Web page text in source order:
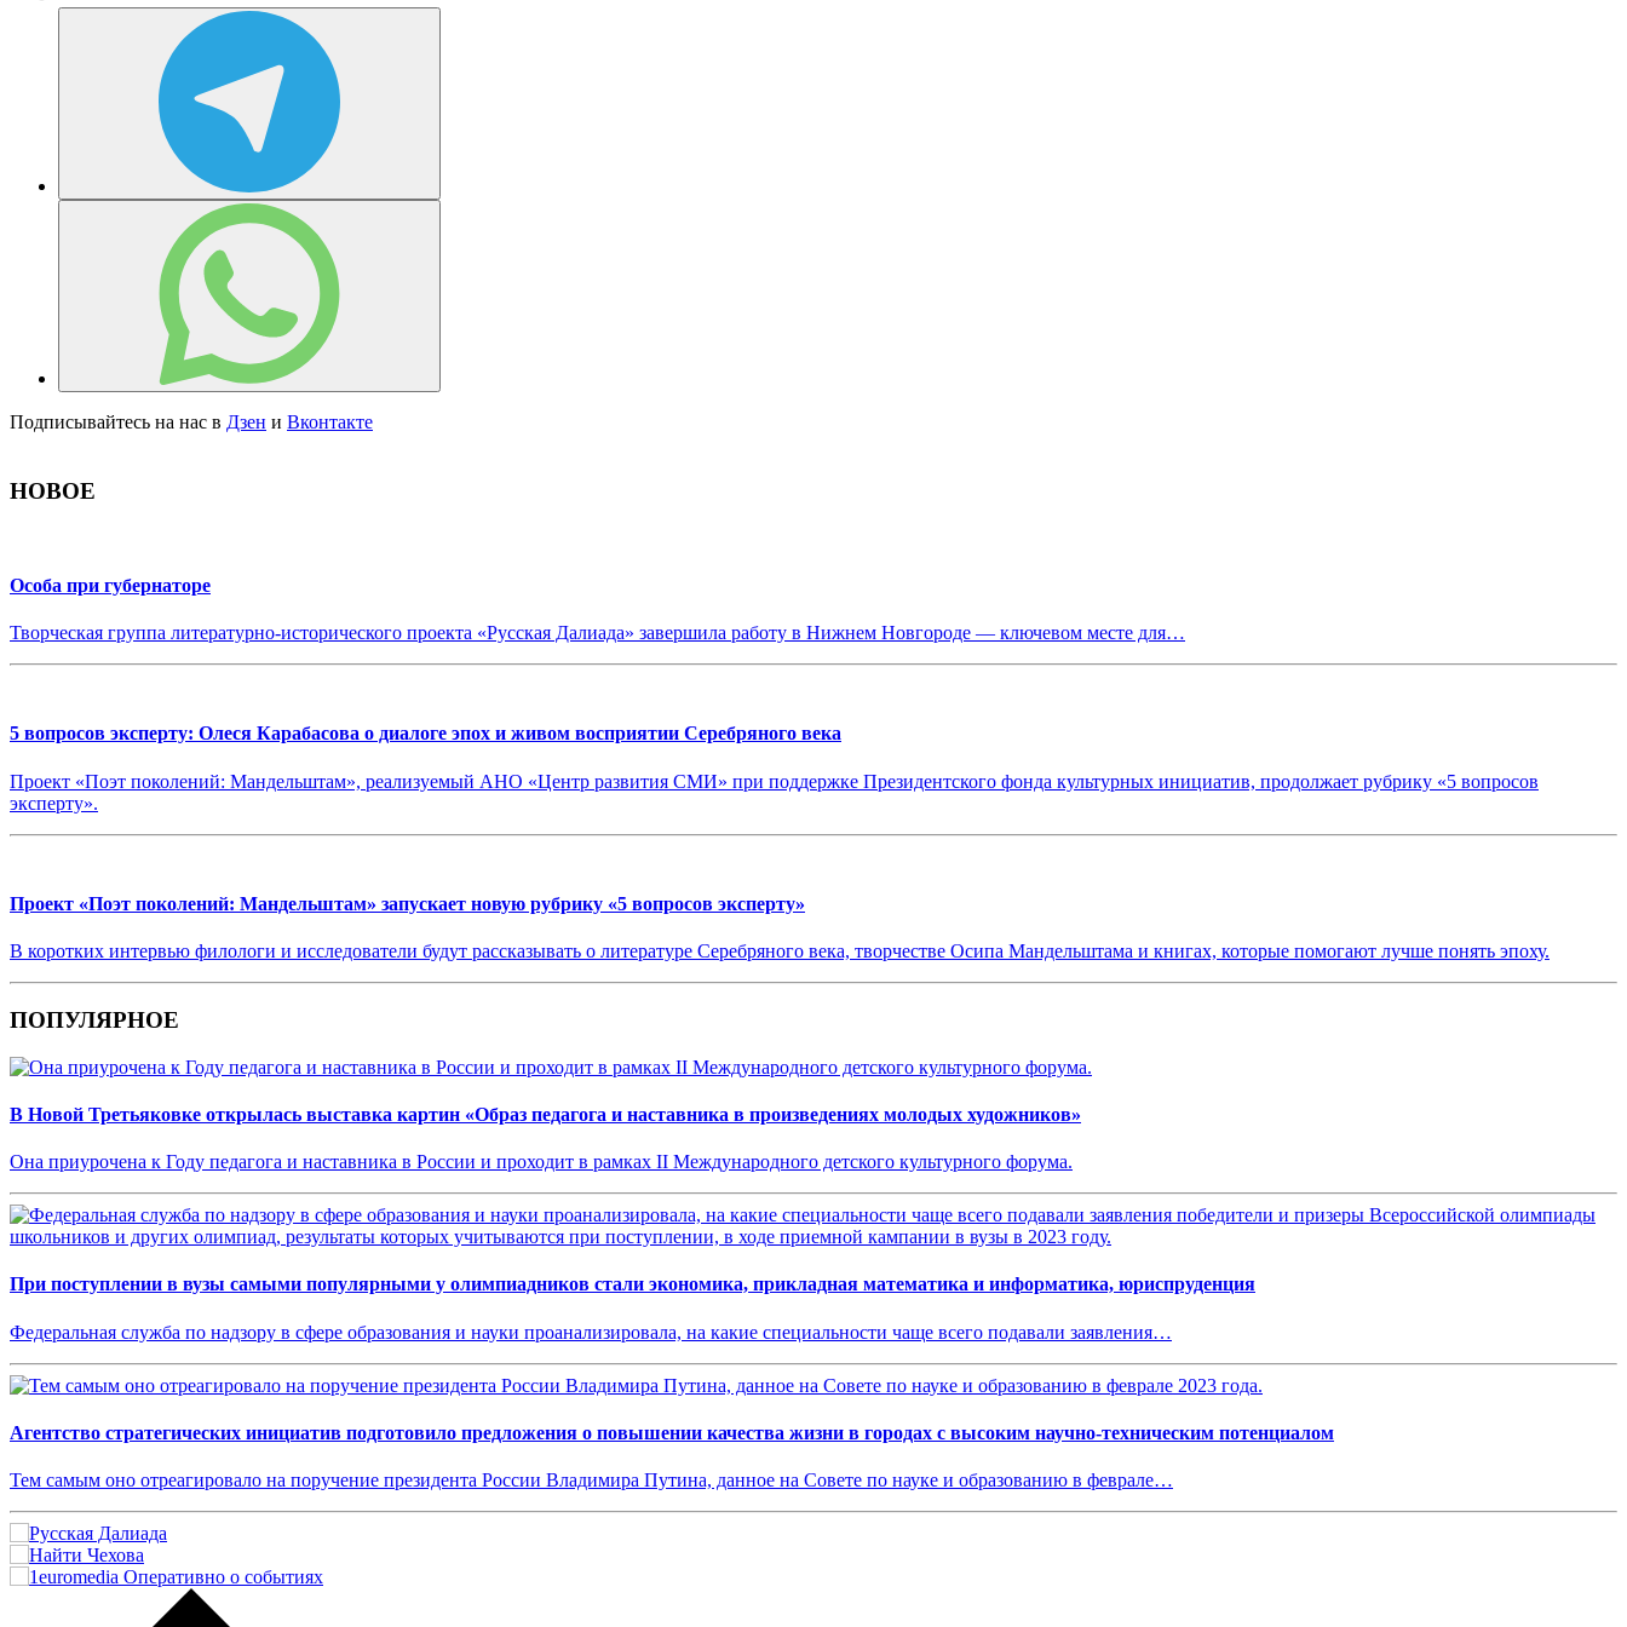
Подписывайтесь на нас в Дзен и Вконтакте
НОВОЕ
Особа при губернаторе
Творческая группа литературно-исторического проекта «Русская Далиада» завершила работу в Нижнем Новгороде — ключевом месте для…
5 вопросов эксперту: Олеся Карабасова о диалоге эпох и живом восприятии Серебряного века
Проект «Поэт поколений: Мандельштам», реализуемый АНО «Центр развития СМИ» при поддержке Президентского фонда культурных инициатив, продолжает рубрику «5 вопросов
эксперту».
Проект «Поэт поколений: Мандельштам» запускает новую рубрику «5 вопросов эксперту»
В коротких интервью филологи и исследователи будут рассказывать о литературе Серебряного века, творчестве Осипа Мандельштама и книгах, которые помогают лучше понять эпоху.
ПОПУЛЯРНОЕ
В Новой Третьяковке открылась выставка картин «Образ педагога и наставника в произведениях молодых художников»
Она приурочена к Году педагога и наставника в России и проходит в рамках II Международного детского культурного форума.
При поступлении в вузы самыми популярными у олимпиадников стали экономика, прикладная математика и информатика, юриспруденция
Федеральная служба по надзору в сфере образования и науки проанализировала, на какие специальности чаще всего подавали заявления…
Агентство стратегических инициатив подготовило предложения о повышении качества жизни в городах с высоким научно-техническим потенциалом
Тем самым оно отреагировало на поручение президента России Владимира Путина, данное на Совете по науке и образованию в феврале…